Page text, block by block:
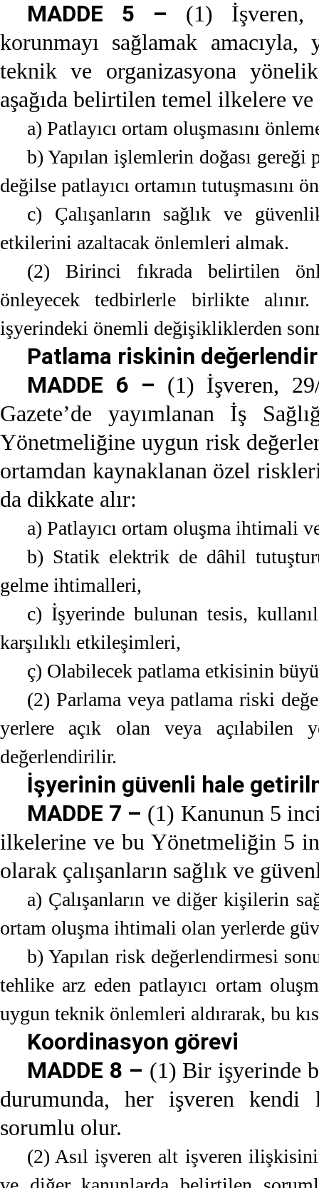
MADDE 5 – (1) İşveren,
korunmayı sağlamak
teknik ve organizasyona
aşağıda belirtilen temel ilkelere
a) Patlayıcı ortam oluşmasını
b) Yapılan işlemlerin doğası gereği
değilse patlayıcı ortamın tutuşmasını
c) Çalışanların sağlık ve
etkilerini azaltacak önlemleri almak.
(2) Birinci fıkrada belirtilen
önleyecek tedbirlerle birlikte
işyerindeki önemli değişikliklerden
Patlama riskinin
MADDE 6 – (1) İşveren,
Gazete’de yayımlanan İş
Yönetmeliğine uygun risk
ortamdan kaynaklanan özel
da dikkate alır:
a) Patlayıcı ortam oluşma ihtimali
b) Statik elektrik de dâhil
gelme ihtimalleri,
c) İşyerinde bulunan tesis,
karşılıklı etkileşimleri,
ç) Olabilecek patlama etkisinin
(2) Parlama veya patlama riski
yerlere açık olan veya açılabilen
değerlendirilir.
İşyerinin güvenli hale
MADDE 7 – (1) Kanunun 5
ilkelerine ve bu Yönetmeliğin 5
olarak çalışanların sağlık ve
a) Çalışanların ve diğer kişilerin
ortam oluşma ihtimali olan yerlerde
b) Yapılan risk değerlendirmesi
tehlike arz eden patlayıcı ortam
uygun teknik önlemleri aldırarak, bu
Koordinasyon görevi
MADDE 8 – (1) Bir işyerinde
durumunda, her işveren kendi
sorumlu olur.
(2) Asıl işveren alt işveren